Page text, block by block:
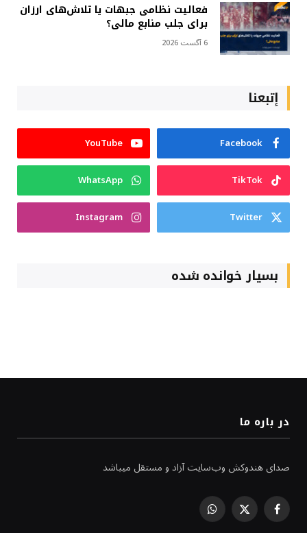
فعالیت نظامی جبهات یا تلاش‌های ارزان
برای جلب منابع مالی؟
6 آگست 2026
إتبعنا
Facebook
YouTube
TikTok
WhatsApp
Twitter
Instagram
بسیار خوانده شده
در باره ما
صدای هندوکش وب‌سایت آزاد و مستقل میباشد
Facebook
X
WhatsApp